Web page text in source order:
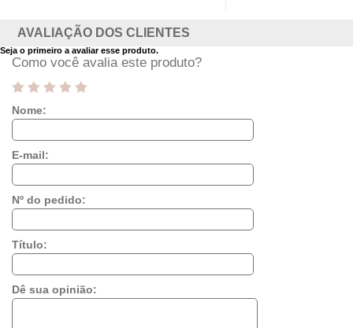
AVALIAÇÃO DOS CLIENTES
Seja o primeiro a avaliar esse produto.
Como você avalia este produto?
Nome:
E-mail:
Nº do pedido:
Título:
Dê sua opinião: